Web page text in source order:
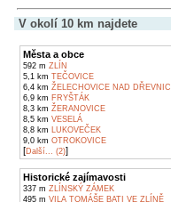
V okolí 10 km najdete
Města a obce
592 m ZLÍN
5,1 km TEČOVICE
6,4 km ŽELECHOVICE NAD DŘEVNICÍ
6,9 km FRYŠTÁK
8,3 km ŽERANOVICE
8,5 km VESELÁ
8,8 km LUKOVEČEK
9,0 km OTROKOVICE
[Další... (2)]
Historické zajímavosti
337 m ZLÍNSKÝ ZÁMEK
495 m VILA TOMÁŠE BATI VE ZLÍNĚ